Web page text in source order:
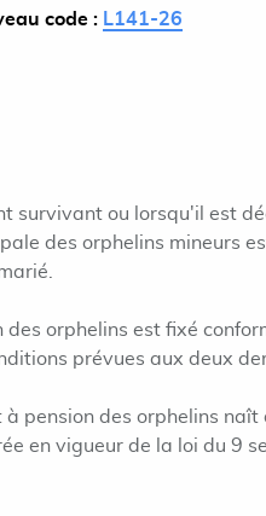
code : L141-26
survivant ou lorsqu'il est
des orphelins mineurs
des orphelins est fixé
prévues aux deux
à pension des orphelins
en vigueur de la loi du 9